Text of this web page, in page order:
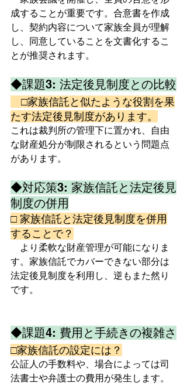
成することが重要です。合意書を作成
し、契約内容について家族全員が理解
し、同意していることを文書化するこ
とが推奨されます。
◆課題3: 法定後見制度との比較
□家族信託と似たような役割を果
たす法定後見制度があります。
これは裁判所の管理下に置かれ、自由
な財産処分が制限されるという問題点
があります。
◆対応策3: 家族信託と法定後見
制度の併用
□ 家族信託と法定後見制度を併用
することで？
より柔軟な財産管理が可能になりま
す。家族信託でカバーできない部分は
法定後見制度を利用し、逆もまた然り
です。
◆課題4: 費用と手続きの複雑さ
□家族信託の設定には？
公証人の手数料や、場合によっては司
法書士や弁護士の費用が発生します。